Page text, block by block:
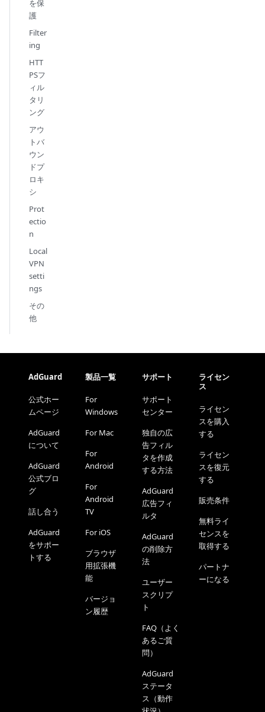
を保
護
Filter
ing
HTT
PSフ
ィル
タリ
ング
アウ
トバ
ウン
ドプ
ロキ
シ
Prot
ectio
n
Local
VPN
setti
ngs
その
他
AdGuard
公式ホー
ムページ
AdGuard
について
AdGuard
公式ブロ
グ
話し合う
AdGuard
をサポー
トする
製品一覧
For
Windows
For Mac
For
Android
For
Android
TV
For iOS
ブラウザ
用拡張機
能
バージョ
ン履歴
サポート
サポート
センター
独自の広
告フィル
タを作成
する方法
AdGuard
広告フィ
ルタ
AdGuard
の削除方
法
ユーザー
スクリプ
ト
FAQ（よく
あるご質
問）
AdGuard
ステータ
ス（動作
ライセン
ス
ライセン
スを購入
する
ライセン
スを復元
する
販売条件
無料ライ
センスを
取得する
パートナ
ーになる